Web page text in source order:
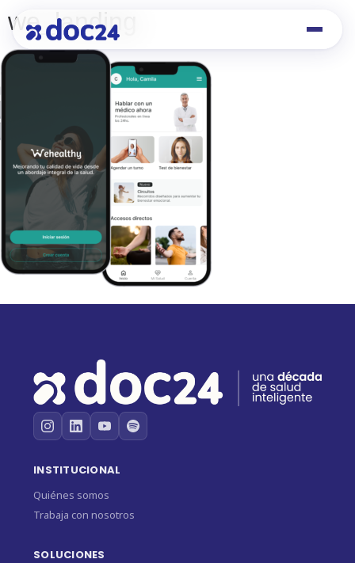
we_landing
INSTITUCIONAL
Quiénes somos
Trabaja con nosotros
SOLUCIONES